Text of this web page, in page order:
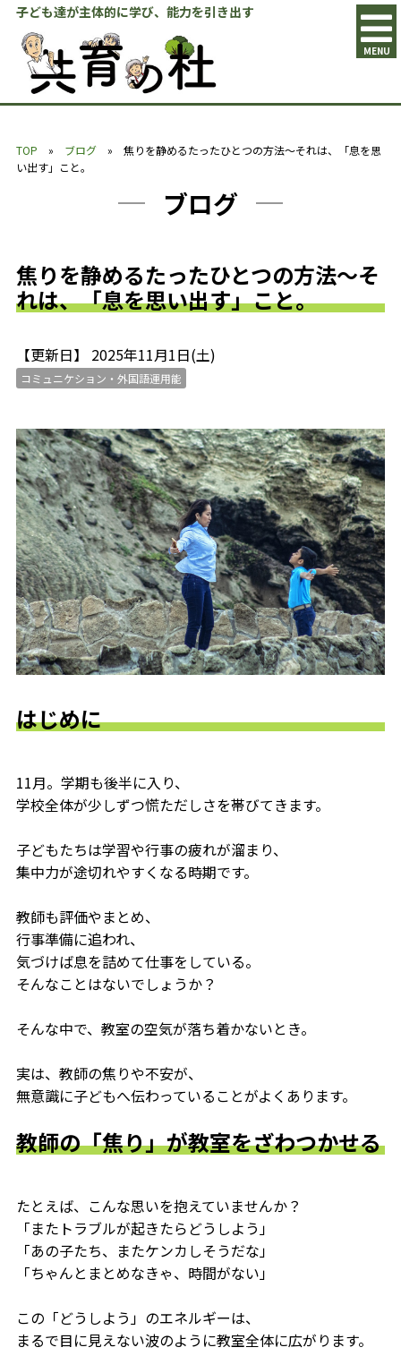
子ども達が主体的に学び、能力を引き出す
MENU
TOP » ブログ» 焦りを静めるたったひとつの方法〜それは、「息を思
い出す」こと。
ブログ
焦りを静めるたったひとつの方法〜そ
れは、「息を思い出す」こと。
【更新日】 2025年11月1日(土)
コミュニケション・外国語運用能
はじめに
11月。学期も後半に入り、
学校全体が少しずつ慌ただしさを帯びてきます。
子どもたちは学習や行事の疲れが溜まり、
集中力が途切れやすくなる時期です。
教師も評価やまとめ、
行事準備に追われ、
気づけば息を詰めて仕事をしている。
そんなことはないでしょうか？
そんな中で、教室の空気が落ち着かないとき。
実は、教師の焦りや不安が、
無意識に子どもへ伝わっていることがよくあります。
教師の「焦り」が教室をざわつかせる
たとえば、こんな思いを抱えていませんか？
「またトラブルが起きたらどうしよう」
「あの子たち、またケンカしそうだな」
「ちゃんとまとめなきゃ、時間がない」
この「どうしよう」のエネルギーは、
まるで目に見えない波のように教室全体に広がります。